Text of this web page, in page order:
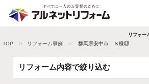
リフォー
TOP リフォーム事例 群馬県安中市 Ｓ様邸
リフォーム内容で絞り込む